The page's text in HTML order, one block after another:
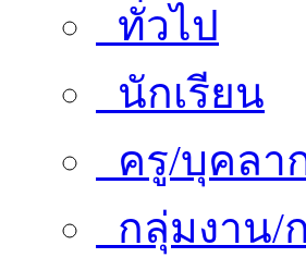
ทั่วไป
นักเรียน
ครู/บุคลา
กลุ่มงาน/